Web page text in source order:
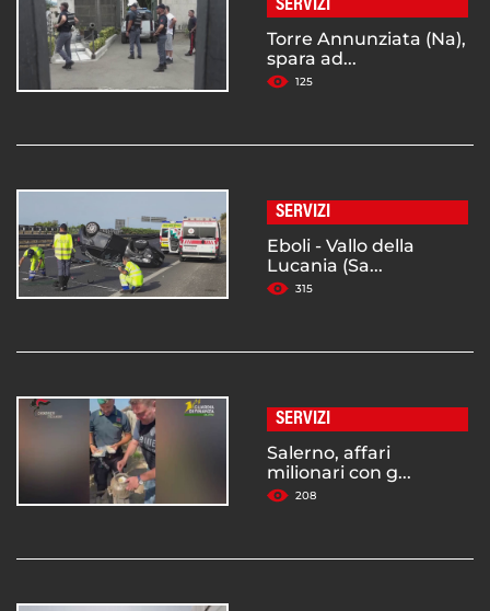
SERVIZI
Torre Annunziata (Na),
spara ad...
125
SERVIZI
Eboli - Vallo della
Lucania (Sa...
315
SERVIZI
Salerno, affari
milionari con g...
208